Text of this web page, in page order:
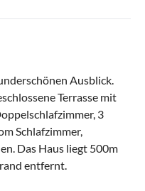
Ausblick.
Terrasse mit
3
Schlafzimmer,
Das Haus liegt 500m
entfernt.